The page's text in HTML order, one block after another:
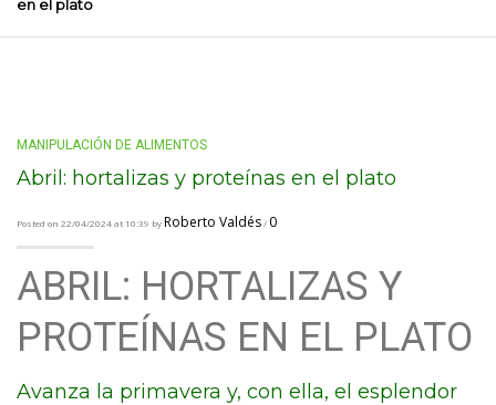
en el plato
MANIPULACIÓN DE ALIMENTOS
Abril: hortalizas y proteínas en el plato
Posted on 22/04/2024 at 10:39 byRoberto Valdés/ 0
ABRIL: HORTALIZAS Y
PROTEÍNAS EN EL PLATO
Avanza la primavera y, con ella, el esplendor